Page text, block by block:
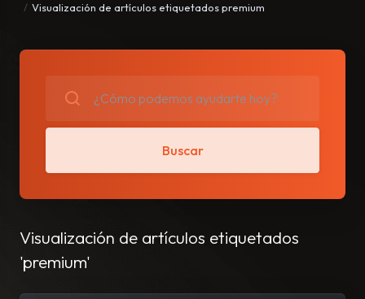
Visualización de artículos etiquetados premium
Buscar
Visualización de artículos etiquetados
'premium'